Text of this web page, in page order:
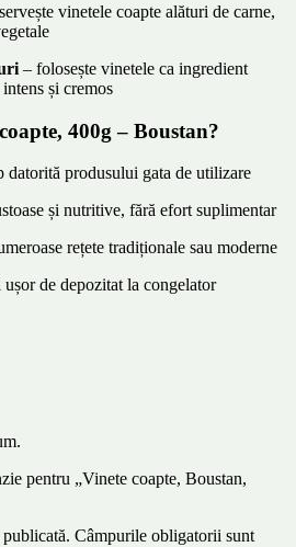
vinetele coapte alături de carne,
– folosește vinetele ca ingredient
și cremos
400g – Boustan?
datorită produsului gata de utilizare
și nutritive, fără efort suplimentar
rețete tradiționale sau moderne
de depozitat la congelator
pentru „Vinete coapte, Boustan,
Câmpurile obligatorii sunt